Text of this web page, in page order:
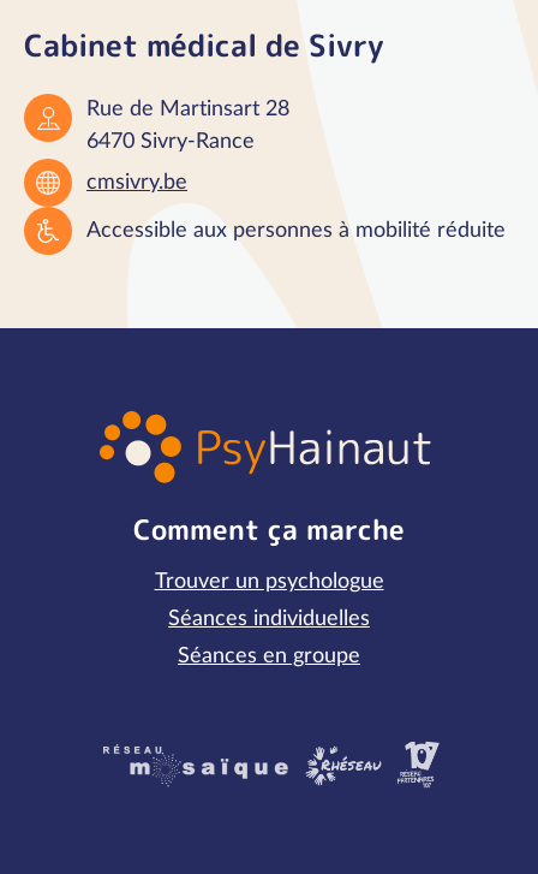
Cabinet médical de Sivry
Rue de Martinsart 28
6470 Sivry-Rance
cmsivry.be
Accessible aux personnes à mobilité réduite
Comment ça marche
Trouver un psychologue
Séances individuelles
Séances en groupe
Partenaires